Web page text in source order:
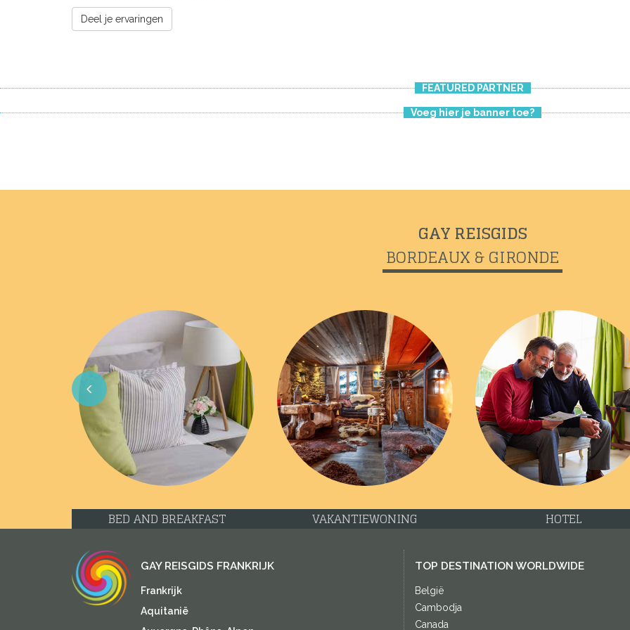
Deel je ervaringen
FEATURED PARTNER
Voeg hier je banner toe?
GAY REISGIDS
BORDEAUX & GIRONDE
Previous
BED AND BREAKFAST VAKANTIEWONING HOTEL
GAY REISGIDS FRANKRIJK
Frankrijk
Aquitanië
TOP DESTINATION WORLDWIDE
België
Cambodja
Canada